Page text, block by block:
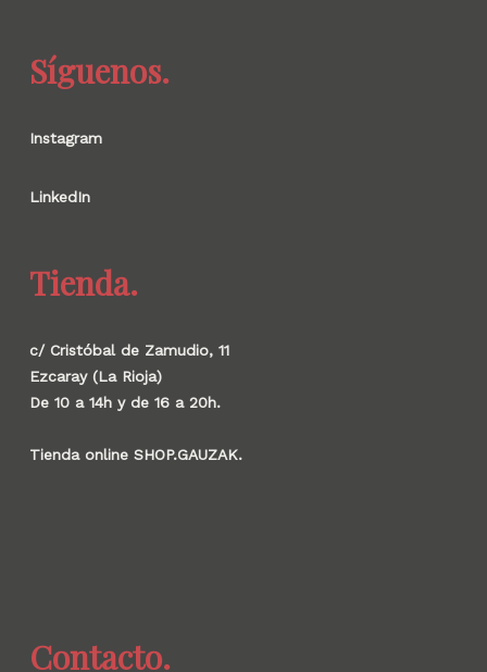
Síguenos.
Instagram
LinkedIn
Tienda.
c/ Cristóbal de Zamudio, 11
Ezcaray (La Rioja)
De 10 a 14h y de 16 a 20h.
Tienda online SHOP.GAUZAK.
Contacto.